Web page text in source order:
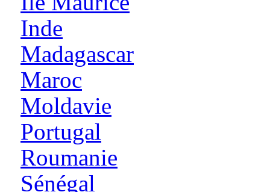
Inde
Madagascar
Maroc
Moldavie
Portugal
Roumanie
Sénégal